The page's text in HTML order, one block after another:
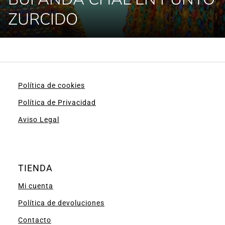
ZURCIDO
Política de cookies
Política de Privacidad
Aviso Legal
TIENDA
Mi cuenta
Política de devoluciones
Contacto